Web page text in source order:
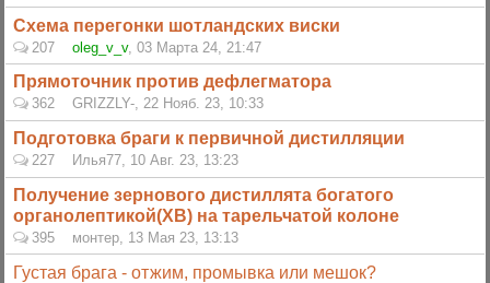
Схема перегонки шотландских виски
207 oleg_v_v, 03 Марта 24, 21:47
Прямоточник против дефлегматора
362 GRIZZLY-, 22 Нояб. 23, 10:33
Подготовка браги к первичной дистилляции
227 Илья77, 10 Авг. 23, 13:23
Получение зернового дистиллята богатого
органолептикой(ХВ) на тарельчатой колоне
395 монтер, 13 Мая 23, 13:13
Густая брага - отжим, промывка или мешок?